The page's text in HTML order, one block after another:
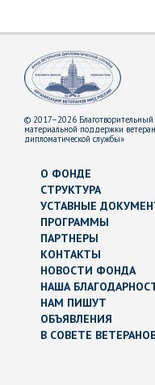
© 2017–2026
материальной поддержки
дипломатической службы»
О ФОНДЕ
СТРУКТУРА
УСТАВНЫЕ
ПРОГРАММЫ
ПАРТНЕРЫ
КОНТАКТЫ
НОВОСТИ ФОНДА
НАША
НАМ ПИШУТ
ОБЪЯВЛЕНИЯ
В СОВЕТЕ